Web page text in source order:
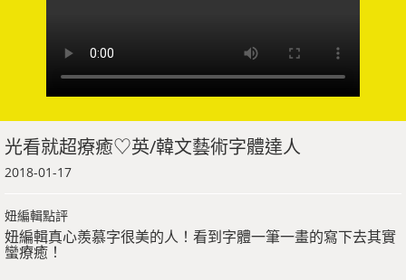
光看就超療癒♡英/韓文藝術字體達人
2018-01-17
妞編輯點評
妞編輯真心羨慕字很美的人！看到字體一筆一畫的寫下去其實
蠻療癒！